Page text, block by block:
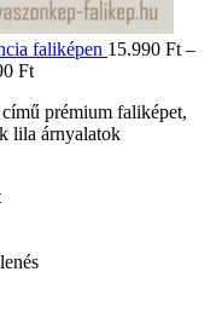
faliképen 15.990 Ft –
Ft
című prémium faliképet,
lila árnyalatok